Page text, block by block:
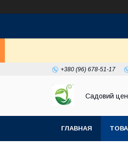
+380 (96) 678-51-17
Садовий
ГЛАВНАЯ